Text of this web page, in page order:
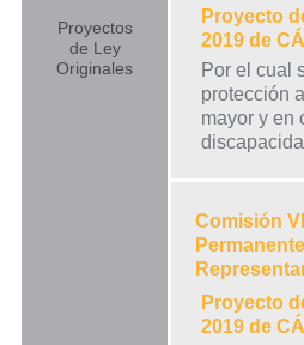
Proyectos
de Ley
Originales
Proyecto
2019 de
Por el cual
protección
mayor y en
Comisión
Proyecto
2019 de